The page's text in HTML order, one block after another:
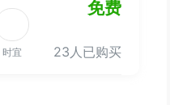
时宜
免费
23人已购买